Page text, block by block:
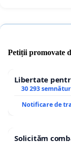
Petiții promovate
Libertate
30 293
Notificare de
Solicităm